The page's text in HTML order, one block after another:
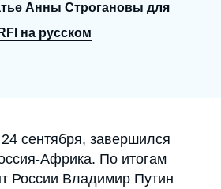
Войти
Анны Строгановы для
RFI на русском
сентября, завершился
Африка. По итогам
России Владимир Путин